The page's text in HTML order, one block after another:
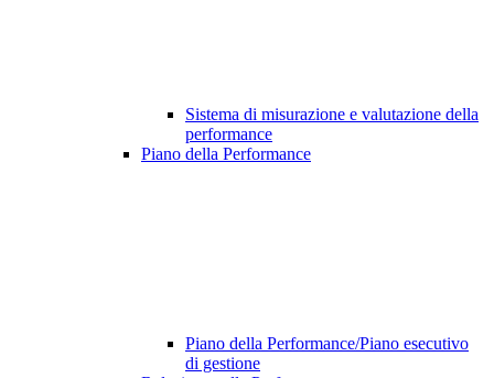
Sistema di misurazione e valutazione della
performance
Piano della Performance
Piano della Performance/Piano esecutivo
di gestione